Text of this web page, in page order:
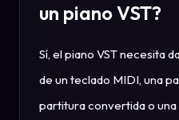
un piano VST?
Sí, el piano VST necesita
de un teclado MIDI, una
partitura convertida o